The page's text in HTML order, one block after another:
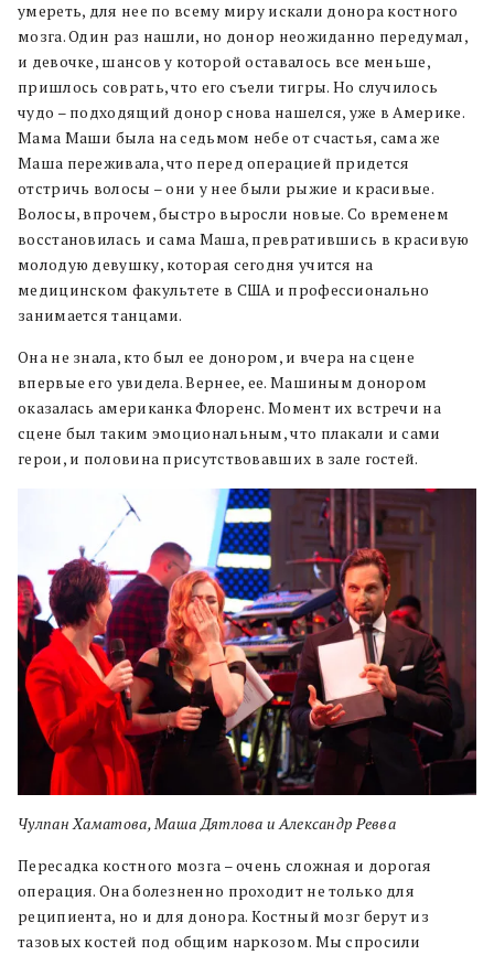
умереть, для нее по всему миру искали донора костного
мозга. Один раз нашли, но донор неожиданно передумал,
и девочке, шансов у которой оставалось все меньше,
пришлось соврать, что его съели тигры. Но случилось
чудо – подходящий донор снова нашелся, уже в Америке.
Мама Маши была на седьмом небе от счастья, сама же
Маша переживала, что перед операцией придется
отстричь волосы – они у нее были рыжие и красивые.
Волосы, впрочем, быстро выросли новые. Со временем
восстановилась и сама Маша, превратившись в красивую
молодую девушку, которая сегодня учится на
медицинском факультете в США и профессионально
занимается танцами.
Она не знала, кто был ее донором, и вчера на сцене
впервые его увидела. Вернее, ее. Машиным донором
оказалась американка Флоренс. Момент их встречи на
сцене был таким эмоциональным, что плакали и сами
герои, и половина присутствовавших в зале гостей.
Чулпан Хаматова, Маша Дятлова и Александр Ревва
Пересадка костного мозга – очень сложная и дорогая
операция. Она болезненно проходит не только для
реципиента, но и для донора. Костный мозг берут из
тазовых костей под общим наркозом. Мы спросили